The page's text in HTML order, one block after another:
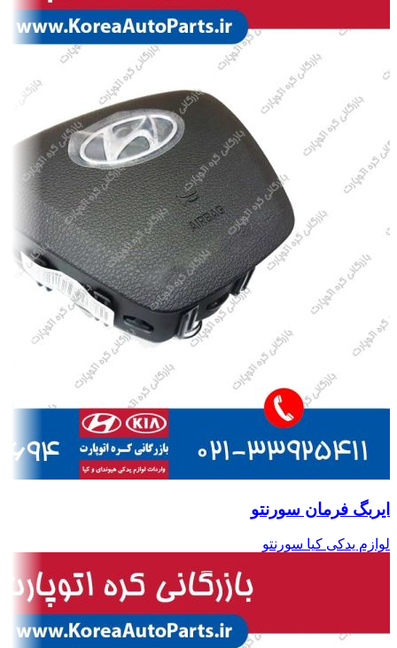
ایربگ فرمان سورنتو
لوازم یدکی کیا سورنتو